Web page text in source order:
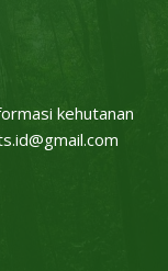
kehutanan